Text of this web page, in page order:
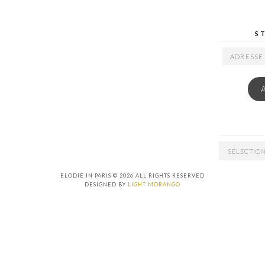
ADRESSE
ARCHIVES
ELODIE IN PARIS © 2026 ALL RIGHTS RESERVED
DESIGNED BY LIGHT MORANGO